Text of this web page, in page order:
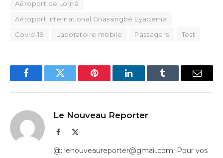
Aéroport de Lomé
Aéroport international Gnassingbé Eyadema
Covid-19
Laboratoire mobile Passagers Test
FacebookTwitter Pinterest LinkedInTumblr Email
Le Nouveau Reporter
Facebook
@: lenouveaureporter@gmail.com. Pour vos